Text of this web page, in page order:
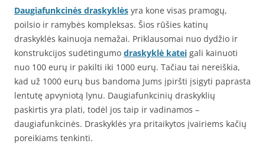
Daugiafunkcinės draskyklės yra kone visas pramogų,
poilsio ir ramybės kompleksas. Šios rūšies katinų
draskyklės kainuoja nemažai. Priklausomai nuo dydžio ir
konstrukcijos sudėtingumo draskyklė katei gali kainuoti
nuo 100 eurų ir pakilti iki 1000 eurų. Tačiau tai nereiškia,
kad už 1000 eurų bus bandoma Jums įpiršti įsigyti paprasta
lentutę apvyniotą lynu. Daugiafunkcinių draskyklių
paskirtis yra plati, todėl jos taip ir vadinamos –
daugiafunkcinės. Draskyklės yra pritaikytos įvairiems kačių
poreikiams tenkinti.